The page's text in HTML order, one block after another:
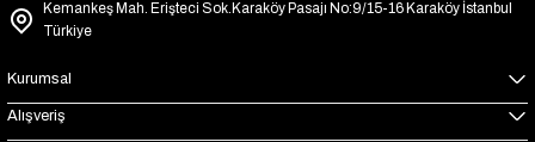
Kemankeş Mah. Erişteci Sok.Karaköy Pasajı No:9/15-16 Karaköy İstanbul
Türkiye
Kurumsal
Alışveriş